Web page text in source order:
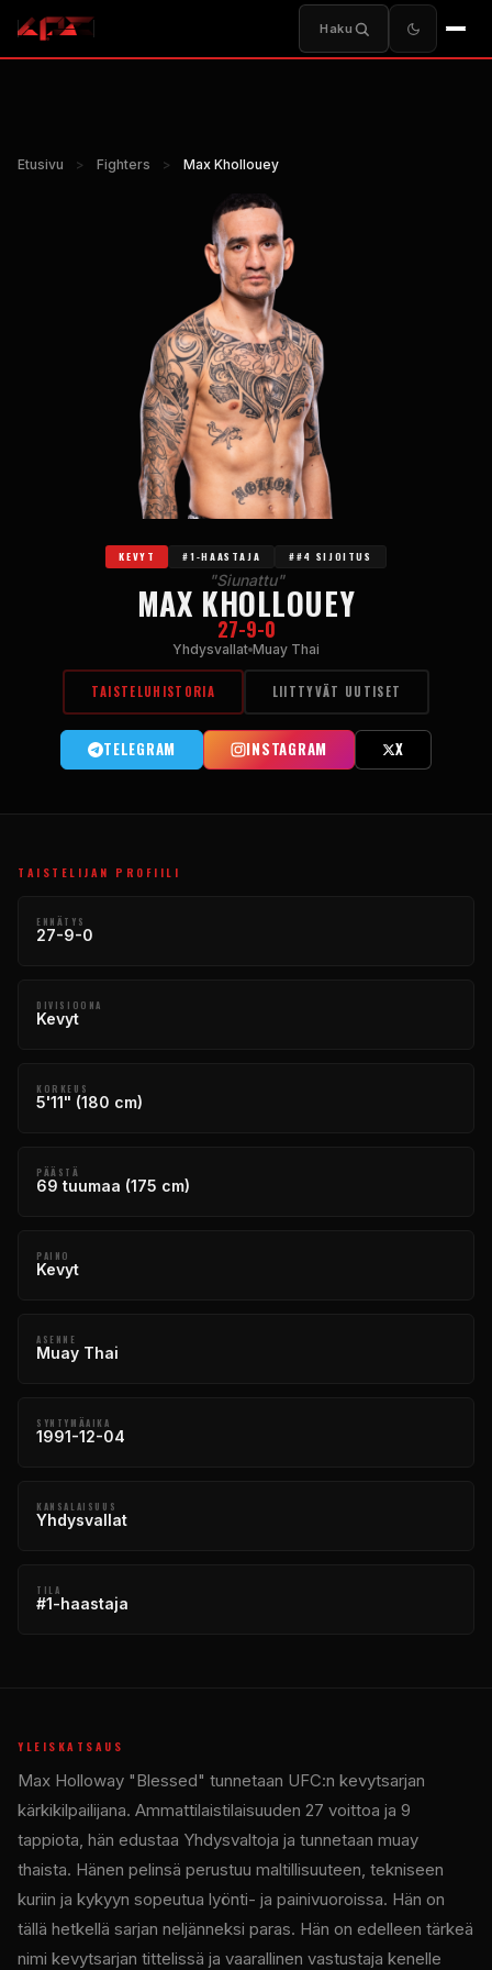
Haku
Etusivu > Fighters > Max Khollouey
KEVYT #1-HAASTAJA ##4 SIJOITUS
"Siunattu"
MAX KHOLLOUEY
27-9-0
Yhdysvallat Muay Thai
TAISTELUHISTORIA LIITTYVÄT UUTISET
TELEGRAM INSTAGRAM X
TAISTELIJAN PROFIILI
ENNÄTYS
27-9-0
DIVISIOONA
Kevyt
KORKEUS
5'11" (180 cm)
PÄÄSTÄ
69 tuumaa (175 cm)
PAINO
Kevyt
ASENNE
Muay Thai
SYNTYMÄAIKA
1991-12-04
KANSALAISUUS
Yhdysvallat
TILA
#1-haastaja
YLEISKATSAUS
Max Holloway "Blessed" tunnetaan UFC:n kevytsarjan
kärkikilpailijana. Ammattilaistilaisuuden 27 voittoa ja 9
tappiota, hän edustaa Yhdysvaltoja ja tunnetaan muay
thaista. Hänen pelinsä perustuu maltillisuuteen, tekniseen
kuriin ja kykyyn sopeutua lyönti- ja painivuoroissa. Hän on
tällä hetkellä sarjan neljänneksi paras. Hän on edelleen tärkeä
nimi kevytsarjan tittelissä ja vaarallinen vastustaja kenelle